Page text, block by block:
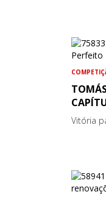
Vitória